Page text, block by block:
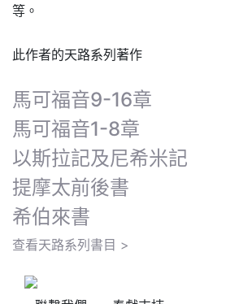
等。
此作者的天路系列著作
馬可福音9-16章
馬可福音1-8章
以斯拉記及尼希米記
提摩太前後書
希伯來書
查看天路系列書目 >